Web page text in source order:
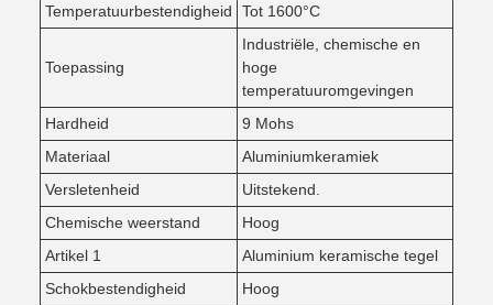
Temperatuurbestendigheid
Tot 1600°C
Toepassing
Industriële, chemische en
hoge
temperatuuromgevingen
Hardheid
9 Mohs
Materiaal
Aluminiumkeramiek
Versletenheid
Uitstekend.
Chemische weerstand
Hoog
Artikel 1
Aluminium keramische tegel
Schokbestendigheid
Hoog